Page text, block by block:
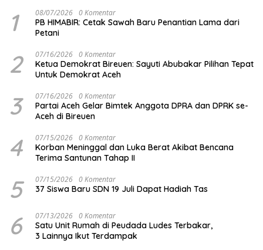
1 08/07/2026 0 Komentar
PB HIMABIR: Cetak Sawah Baru Penantian Lama dari
Petani
2 07/16/2026 0 Komentar
Ketua Demokrat Bireuen: Sayuti Abubakar Pilihan Tepat
Untuk Demokrat Aceh
3 07/16/2026 0 Komentar
Partai Aceh Gelar Bimtek Anggota DPRA dan DPRK se-
Aceh di Bireuen
4 07/15/2026 0 Komentar
Korban Meninggal dan Luka Berat Akibat Bencana
Terima Santunan Tahap II
5 07/15/2026 0 Komentar
37 Siswa Baru SDN 19 Juli Dapat Hadiah Tas
6 07/13/2026 0 Komentar
Satu Unit Rumah di Peudada Ludes Terbakar,
3 Lainnya Ikut Terdampak